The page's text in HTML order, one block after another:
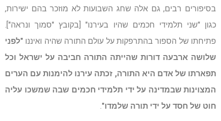
בסיפורים רבים, גם אלה שחג השבועות לא מוזכר בהם ישירות,
כגון "שני תלמידי חכמים שהיו בעירנו" [בקובץ "סמוך ונראה"].
פתיחתו של הספור בהתרפקות על עולם התורה שהיה ואיננו "לפני
שלושה ארבעה דורות שהייתה התורה חביבה על ישראל וכל
תפארתו של אדם היא התורה, זכתה עירנו להימנות עם הערים
המצוינות שבמדינה על ידי תלמידי חכמים שבה שמשכו עליה
חוט של חסד על ידי תורה שלמדו"